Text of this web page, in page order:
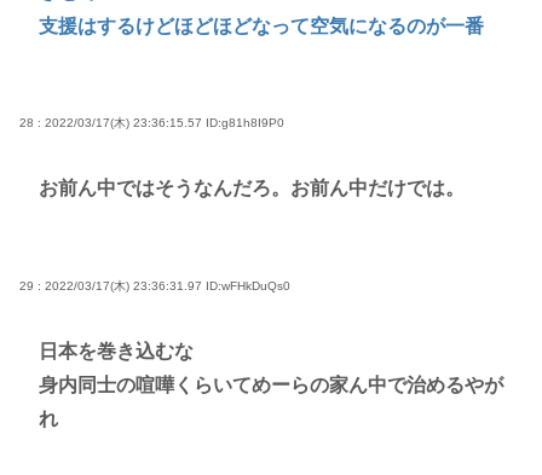
支援はするけどほどほどなって空気になるのが一番
28 : 2022/03/17(木) 23:36:15.57 ID:g81h8I9P0
お前ん中ではそうなんだろ。お前ん中だけでは。
29 : 2022/03/17(木) 23:36:31.97 ID:wFHkDuQs0
日本を巻き込むな
身内同士の喧嘩くらいてめーらの家ん中で治めるやが
れ